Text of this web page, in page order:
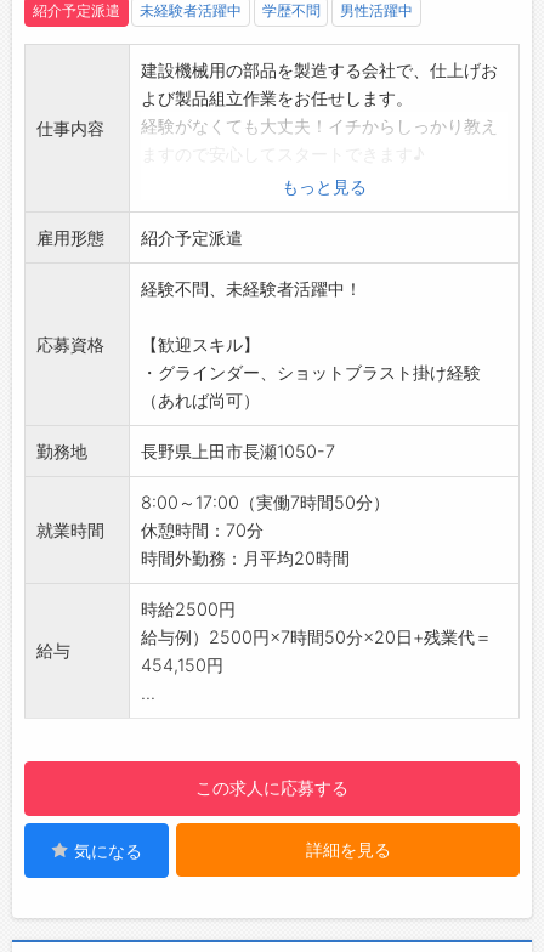
スできます♪
・派遣スタッフ、ブランクのある方、無資格の
方も活躍中！
・学歴や経験は不問で、フリーターや新卒の方
も大歓迎です！
◇車で3分の場所にコンビニあり！
・出勤前にお昼ご飯の購入もできます◎
☆----------------------------------------
☆
◆給与前払い制度あり！
簡単申請！簡単受取！日払い即日払い対応！
☆----------------------------------------
☆
◆ご不明点はいつでもご相談ください！
即日対応!!フォロー体制もバッチリ
☆----------------------------------------
☆
◆職場見学可能！自分が働くイメージができま
す。
みなさまのご応募を心よりお待ちしております
＾＾
紹介予定派遣 未経験者活躍中 学歴不問 男性活躍中
仕事内容
建設機械用の部品を製造する会社で、仕上げお
よび製品組立作業をお任せします。
経験がなくても大丈夫！イチからしっかり教え
【具体的な業務内容】
・グラインダーによる、溶接後の製品仕上げ作
業
・ショットブラスト作業
・製品の組立作業
◎重量物の搬送や移動はクレーンやフォークリ
フト等を使用します。
【未経験OK！】
・初めての方でも丁寧に指導します♪安心して
ご応募ください◎
・受注製品により形が異なるため、常に新しい
部品の製作に挑戦できます！
【職場の雰囲気】
・和気あいあいとしていて、風通しのいい職場
です♪
【研修制度】
・安心して仕事に慣れていけるよう、しっかり
とフォローいたします◎
【6ヶ月後に正社員雇用へ切替前提！】
・目標を持って長く働ける環境です♪
・モチベーションを高く保ちながらキャリアア
【嬉しい土日休み♪】
もっと見る
雇用形態 紹介予定派遣
応募資格
経験不問、未経験者活躍中！
【歓迎スキル】
・グラインダー、ショットブラスト掛け経験
（あれば尚可）
勤務地 長野県上田市長瀬1050-7
就業時間
8:00～17:00（実働7時間50分）
休憩時間：70分
時間外勤務：月平均20時間
給与
時給2500円
給与例）2500円×7時間50分×20日+残業代＝
454,150円
...
この求人に応募する
気になる 詳細を見る